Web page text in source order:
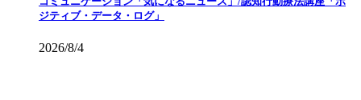
ジティブ・データ・ログ」
2026/8/4